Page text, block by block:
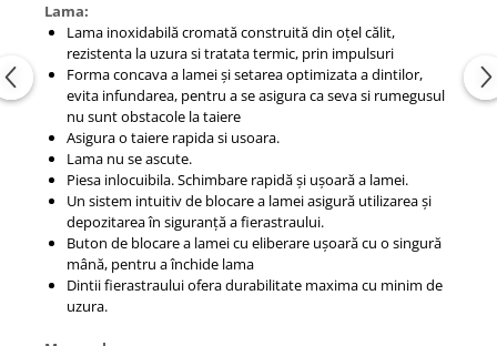
Lama:
Lama inoxidabilă cromată construită din oțel călit,
rezistenta la uzura si tratata termic, prin impulsuri
Forma concava a lamei și setarea optimizata a dintilor,
evita infundarea, pentru a se asigura ca seva si rumegusul
nu sunt obstacole la taiere
Asigura o taiere rapida si usoara.
Lama nu se ascute.
Piesa inlocuibila. Schimbare rapidă și ușoară a lamei.
Un sistem intuitiv de blocare a lamei asigură utilizarea și
depozitarea în siguranță a fierastraului.
Buton de blocare a lamei cu eliberare ușoară cu o singură
mână, pentru a închide lama
Dintii fierastraului ofera durabilitate maxima cu minim de
uzura.